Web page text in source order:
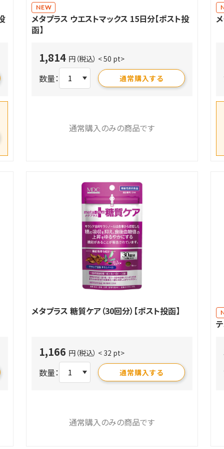
NEW
メタプラス ウエストマックス 15日分【ポスト投
函】
1,814 円（税込） < 50 pt>
数量： 通常購入する
通常購入のみの商品です
メタプラス 糖質ケア（30回分）【ポスト投函】
1,166 円（税込） < 32 pt>
数量： 通常購入する
通常購入のみの商品です